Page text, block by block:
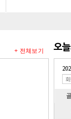
+ 전체보기 오